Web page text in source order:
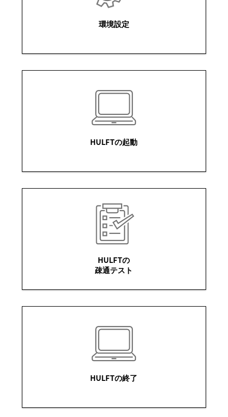
環境設定
HULFTの起動
HULFTの
疎通テスト
HULFTの終了